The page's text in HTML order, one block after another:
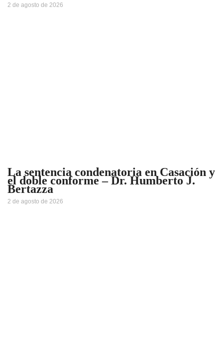
2 de agosto de 2026
La sentencia condenatoria en Casación y
el doble conforme – Dr. Humberto J.
Bertazza
2 de agosto de 2026